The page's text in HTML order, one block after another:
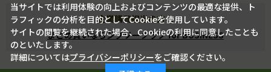
企業購買担当の方へ
まとめ買いならジグソークラブ for BUSINESS
当サイトでは利用体験の向上およびコンテンツの最適な提供、ト
ラフィックの分析を目的としてCookieを使用しています。
サイトの閲覧を継続された場合、Cookieの利用に同意したことも
のといたします。
詳細についてはプライバシーポリシーをご確認ください。